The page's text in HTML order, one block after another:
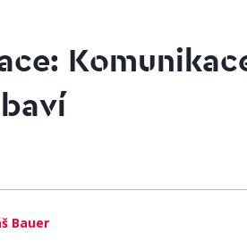
Bauer